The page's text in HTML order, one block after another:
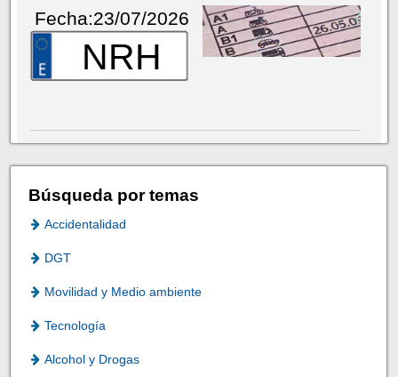
Fecha:23/07/2026
NRH
Búsqueda por temas
Accidentalidad
DGT
Movilidad y Medio ambiente
Tecnología
Alcohol y Drogas